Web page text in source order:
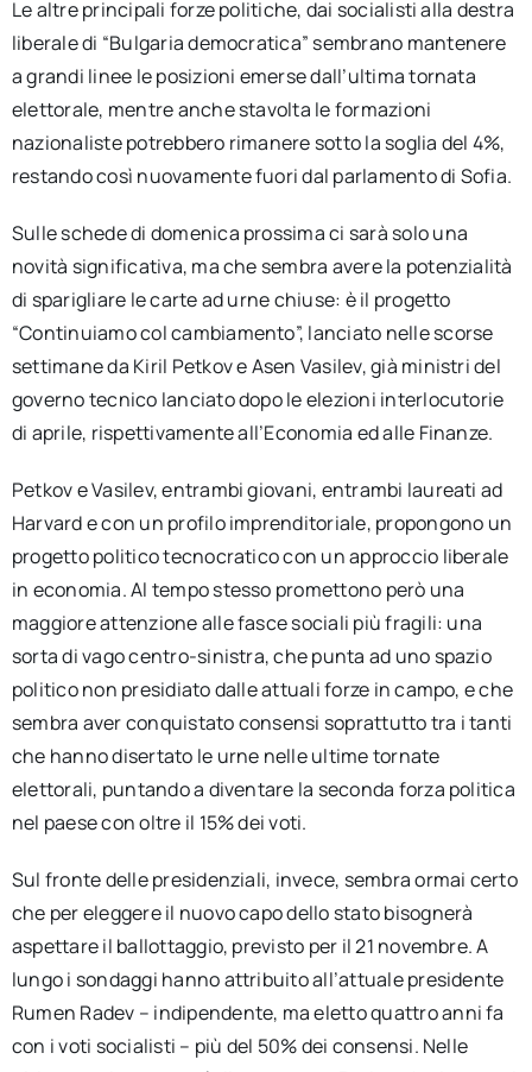
Le altre principali forze politiche, dai socialisti alla destra
liberale di “Bulgaria democratica” sembrano mantenere
a grandi linee le posizioni emerse dall’ultima tornata
elettorale, mentre anche stavolta le formazioni
nazionaliste potrebbero rimanere sotto la soglia del 4%,
restando così nuovamente fuori dal parlamento di Sofia.
Sulle schede di domenica prossima ci sarà solo una
novità significativa, ma che sembra avere la potenzialità
di sparigliare le carte ad urne chiuse: è il progetto
“Continuiamo col cambiamento”, lanciato nelle scorse
settimane da Kiril Petkov e Asen Vasilev, già ministri del
governo tecnico lanciato dopo le elezioni interlocutorie
di aprile, rispettivamente all’Economia ed alle Finanze.
Petkov e Vasilev, entrambi giovani, entrambi laureati ad
Harvard e con un profilo imprenditoriale, propongono un
progetto politico tecnocratico con un approccio liberale
in economia. Al tempo stesso promettono però una
maggiore attenzione alle fasce sociali più fragili: una
sorta di vago centro-sinistra, che punta ad uno spazio
politico non presidiato dalle attuali forze in campo, e che
sembra aver conquistato consensi soprattutto tra i tanti
che hanno disertato le urne nelle ultime tornate
elettorali, puntando a diventare la seconda forza politica
nel paese con oltre il 15% dei voti.
Sul fronte delle presidenziali, invece, sembra ormai certo
che per eleggere il nuovo capo dello stato bisognerà
aspettare il ballottaggio, previsto per il 21 novembre. A
lungo i sondaggi hanno attribuito all’attuale presidente
Rumen Radev – indipendente, ma eletto quattro anni fa
con i voti socialisti – più del 50% dei consensi. Nelle